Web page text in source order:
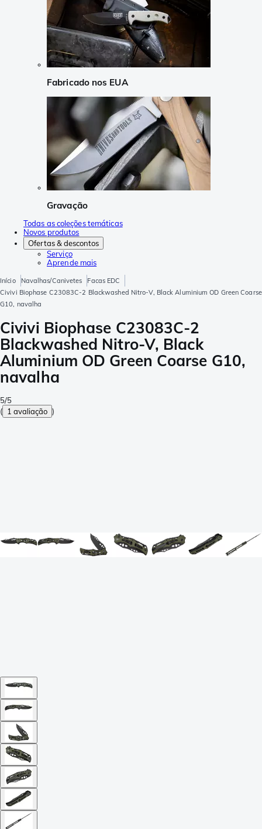
Fabricado nos EUA
Gravação
Todas as coleções temáticas
Novos produtos
Ofertas & descontos
Serviço
Aprende mais
Início Navalhas/Canivetes
Facas EDC
Civivi Biophase C23083C-2 Blackwashed Nitro-V, Black Aluminium OD Green Coarse
G10, navalha
Civivi Biophase C23083C-2
Blackwashed Nitro-V, Black
Aluminium OD Green Coarse G10,
navalha
5/5
( 1 avaliação )